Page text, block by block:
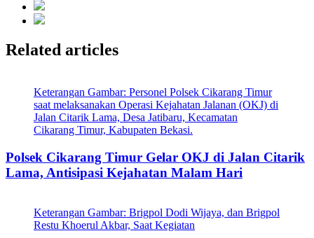
Related articles
Keterangan Gambar: Personel Polsek Cikarang Timur
saat melaksanakan Operasi Kejahatan Jalanan (OKJ) di
Jalan Citarik Lama, Desa Jatibaru, Kecamatan
Cikarang Timur, Kabupaten Bekasi.
Polsek Cikarang Timur Gelar OKJ di Jalan Citarik
Lama, Antisipasi Kejahatan Malam Hari
Keterangan Gambar: Brigpol Dodi Wijaya, dan Brigpol
Restu Khoerul Akbar, Saat Kegiatan